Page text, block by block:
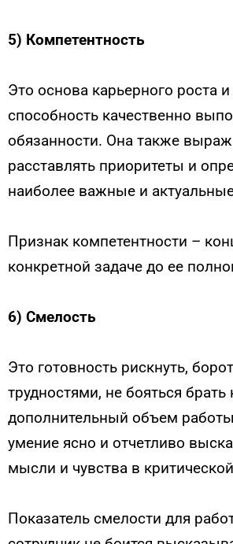
5) Компетентность
Это основа карьерного роста и
способность качественно
обязанности. Она также
расставлять приоритеты и
наиболее важные и
Признак компетентности –
конкретной задаче до ее
6) Смелость
Это готовность рискнуть,
трудностями, не бояться брать
дополнительный объем
умение ясно и отчетливо
мысли и чувства в
Показатель смелости для